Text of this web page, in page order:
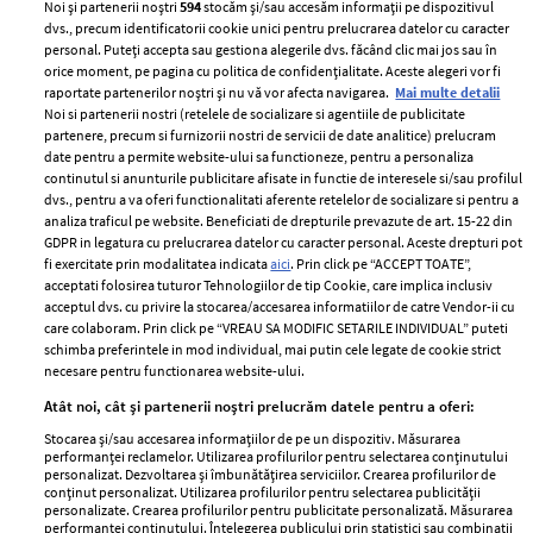
ELLE Style Awards
2024
Despre ELLE
Romania
Contact
Abonamente
Termeni si conditii
Politica de
confidențialitate
Politica de cookies
Publicitate
GSP
Unica
Baby
femei
Viva
Avantaje
Retete practice
Noi și partenerii noștri594stocăm și/sau accesăm informații pe dispozitivul
dvs., precum identificatorii cookie unici pentru prelucrarea datelor cu caracter
personal. Puteți accepta sau gestiona alegerile dvs. făcând clic mai jos sau în
orice moment, pe pagina cu politica de confidențialitate. Aceste alegeri vor fi
raportate partenerilor noștri și nu vă vor afecta navigarea. Mai multe detalii
Noi si partenerii nostri (retelele de socializare si agentiile de publicitate
partenere, precum si furnizorii nostri de servicii de date analitice) prelucram
date pentru a permite website-ului sa functioneze, pentru a personaliza
continutul si anunturile publicitare afisate in functie de interesele si/sau profilul
dvs., pentru a va oferi functionalitati aferente retelelor de socializare si pentru a
analiza traficul pe website. Beneficiati de drepturile prevazute de art. 15-22 din
GDPR in legatura cu prelucrarea datelor cu caracter personal. Aceste drepturi pot
fi exercitate prin modalitatea indicataaici. Prin click pe “ACCEPT TOATE”,
acceptati folosirea tuturor Tehnologiilor de tip Cookie, care implica inclusiv
acceptul dvs. cu privire la stocarea/accesarea informatiilor de catre Vendor-ii cu
care colaboram. Prin click pe “VREAU SA MODIFIC SETARILE INDIVIDUAL” puteti
schimba preferintele in mod individual, mai putin cele legate de cookie strict
necesare pentru functionarea website-ului.
Atât noi, cât și partenerii noștri prelucrăm datele pentru a oferi:
Stocarea și/sau accesarea informațiilor de pe un dispozitiv. Măsurarea
performanței reclamelor. Utilizarea profilurilor pentru selectarea conținutului
personalizat. Dezvoltarea și îmbunătățirea serviciilor. Crearea profilurilor de
conținut personalizat. Utilizarea profilurilor pentru selectarea publicității
personalizate. Crearea profilurilor pentru publicitate personalizată. Măsurarea
performanței conținutului. Înțelegerea publicului prin statistici sau combinații